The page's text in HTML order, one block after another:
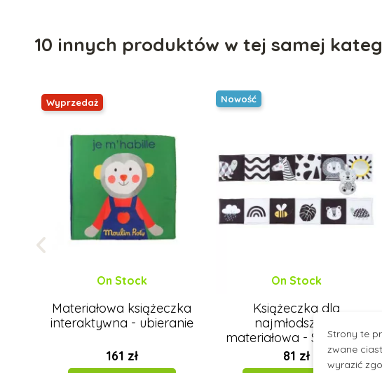
10 innych produktów w tej samej
Wyprzedaż
On Stock
Materiałowa książeczka
interaktywna - ubieranie
161 zł
Nowość
On Stock
Książeczka dla
najmłodszych,
materiałowa - Sawanna
81 zł
Strony te
zwane
wyrazić